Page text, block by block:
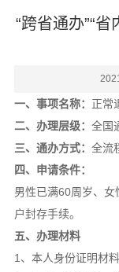
“跨省通办”“
一、事项名称： 正常
二、办理层级： 全国
三、通办方式： 全流
四、申请条件：
男性已满60周岁、
户封存手续。
五、办理材料
1、本人身份证明材料